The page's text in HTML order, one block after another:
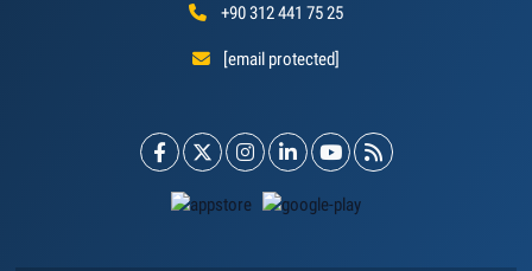
+90 312 441 75 25
[email protected]